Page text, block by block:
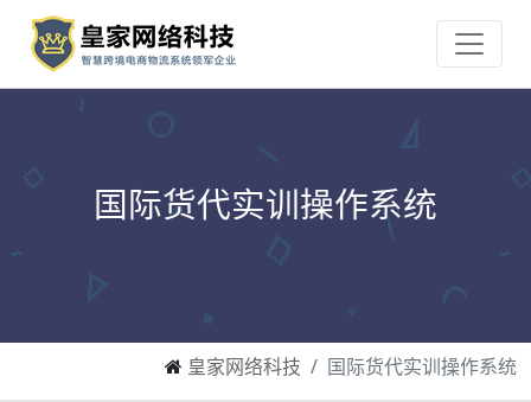
国际货代实训操作系统
皇家网络科技 国际货代实训操作系统